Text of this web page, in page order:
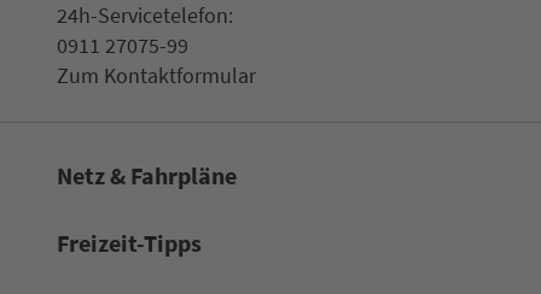
24h-Ser­vice­te­le­fon:
0911 27075-99
Zum Kon­taktformular
Netz & Fahrpläne
Frei­zeit-Tipps